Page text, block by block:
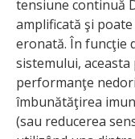
tensiune continuă
amplificată şi
eronată. În funcţie
sistemului,
performanţe
îmbunătăţirea
(sau reducerea